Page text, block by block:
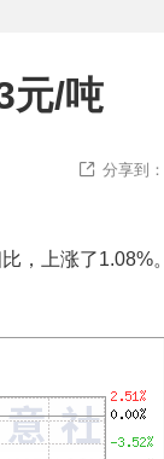
元/吨
 分享到：
，上涨了1.08%。